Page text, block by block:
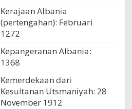
Kerajaan Albania
(pertengahan): Februari
1272
Kepangeranan Albania:
1368
Kemerdekaan dari
Kesultanan Utsmaniyah: 28
November 1912